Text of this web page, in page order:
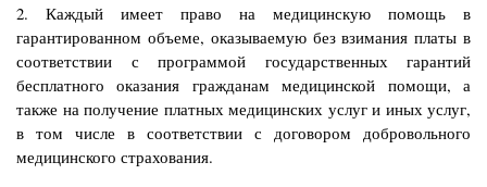
2. Каждый имеет право на медицинскую помощь в
гарантированном объеме, оказываемую без взимания платы в
соответствии с программой государственных гарантий
бесплатного оказания гражданам медицинской помощи, а
также на получение платных медицинских услуг и иных услуг,
в том числе в соответствии с договором добровольного
медицинского страхования.